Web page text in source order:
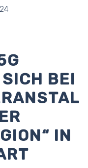
BEI
IN